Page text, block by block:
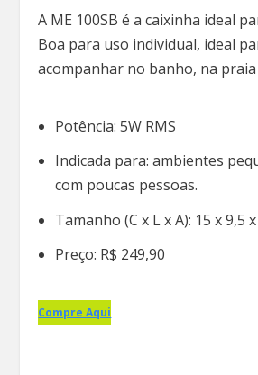
A ME 100SB é a caixinha ideal
Boa para uso individual, ideal
acompanhar no banho, na
Potência: 5W RMS
Indicada para: ambientes
com poucas pessoas.
Tamanho (C x L x A): 15 x 9,5
Preço: R$ 249,90
Compre Aqui